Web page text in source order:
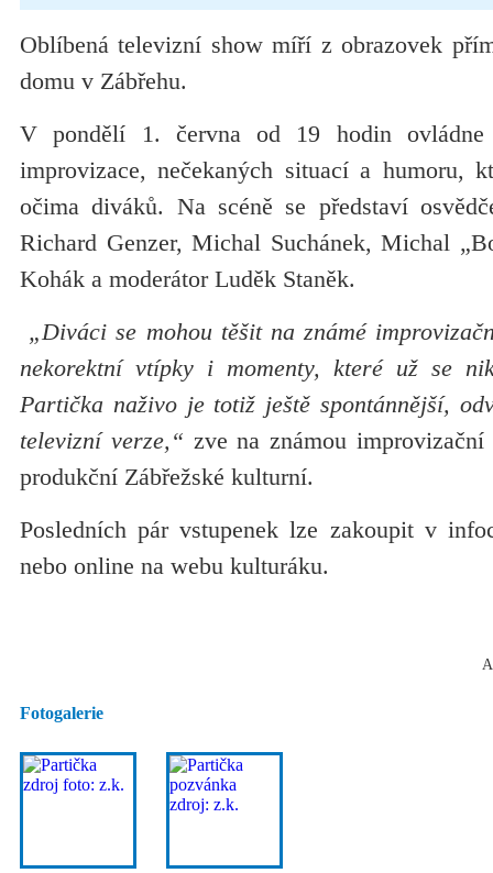
Oblíbená televizní show míří z obrazovek
domu v Zábřehu.
V pondělí 1. června od 19 hodin
improvizace, nečekaných situací a humoru,
očima diváků. Na scéně se představí
Richard Genzer, Michal Suchánek, Michal
Kohák a moderátor Luděk Staněk.
„Diváci se mohou těšit na známé
nekorektní vtípky i momenty, které už se
Partička naživo je totiž ještě spontánnější,
televizní verze,“ zve na známou
produkční Zábřežské kulturní.
Posledních pár vstupenek lze zakoupit v
nebo online na webu kulturáku.
Fotogalerie